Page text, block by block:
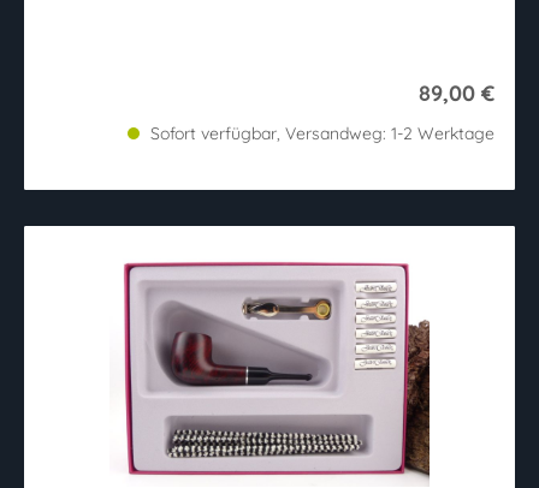
89,00 €
Sofort verfügbar, Versandweg: 1-2 Werktage